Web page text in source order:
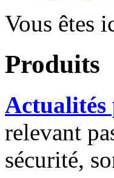
Vous êtes
Produits
relevant
sécurité,